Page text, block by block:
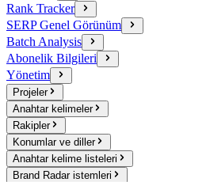
Rank Tracker
SERP Genel Görünüm
Batch Analysis
Abonelik Bilgileri
Yönetim
Projeler
Anahtar kelimeler
Rakipler
Konumlar ve diller
Anahtar kelime listeleri
Brand Radar istemleri